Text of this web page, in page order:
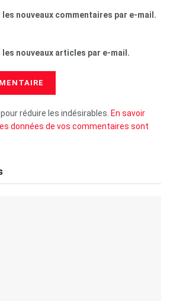
nouveaux commentaires par e-mail.
nouveaux articles par e-mail.
réduire les indésirables. En savoir
données de vos commentaires sont